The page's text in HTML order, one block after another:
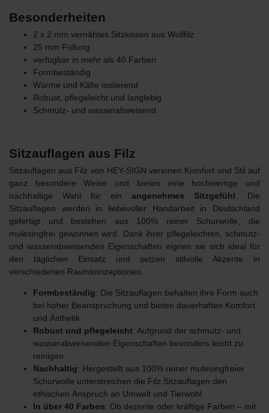
Besonderheiten
2 x 2 mm vernähtes Sitzkissen aus Wollfilz
25 mm Füllung
verfügbar in mehr als 40 Farben
Formbeständig
Wärme und Kälte isolierend
Robust, pflegeleicht und langlebig
Schmutz- und wasserabweisend
Sitzauflagen aus Filz
Sitzauflagen aus Filz von HEY-SIGN vereinen Komfort und Stil auf
ganz besondere Weise und bieten eine hochwertige und
nachhaltige Wahl für ein angenehmes Sitzgefühl . Die
Sitzauflagen werden in liebevoller Handarbeit in Deutschland
gefertigt und bestehen aus 100% reiner Schurwolle , die
mulesingfrei gewonnen wird. Dank ihrer pflegeleichten, schmutz-
und wasserabweisenden Eigenschaften eignen sie sich ideal für
den täglichen Einsatz und setzen stilvolle Akzente in
verschiedenen Raumkonzeptionen.
Formbeständig: Die Sitzauflagen behalten ihre Form auch
bei hoher Beanspruchung und bieten dauerhaften Komfort
und Ästhetik
Robust und pflegeleicht: Aufgrund der schmutz- und
wasserabweisenden Eigenschaften besonders leicht zu
reinigen
Nachhaltig: Hergestellt aus 100% reiner mulesingfreier
Schurwolle unterstreichen die Filz Sitzauflagen den
ethischen Anspruch an Umwelt und Tierwohl
In über 40 Farben: Ob dezente oder kräftige Farben – mit